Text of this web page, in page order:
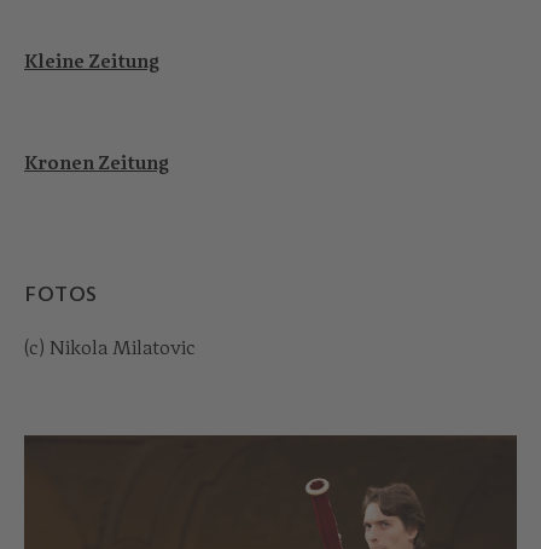
Kleine Zeitung
Kronen Zeitung
FOTOS
(c) Nikola Milatovic